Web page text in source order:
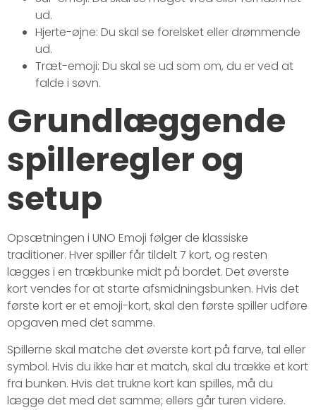
ud.
Hjerte-øjne: Du skal se forelsket eller drømmende
ud.
Træt-emoji: Du skal se ud som om, du er ved at
falde i søvn.
Grundlæggende
spilleregler og
setup
Opsætningen i UNO Emoji følger de klassiske
traditioner. Hver spiller får tildelt 7 kort, og resten
lægges i en trækbunke midt på bordet. Det øverste
kort vendes for at starte afsmidningsbunken. Hvis det
første kort er et emoji-kort, skal den første spiller udføre
opgaven med det samme.
Spillerne skal matche det øverste kort på farve, tal eller
symbol. Hvis du ikke har et match, skal du trække et kort
fra bunken. Hvis det trukne kort kan spilles, må du
lægge det med det samme; ellers går turen videre.